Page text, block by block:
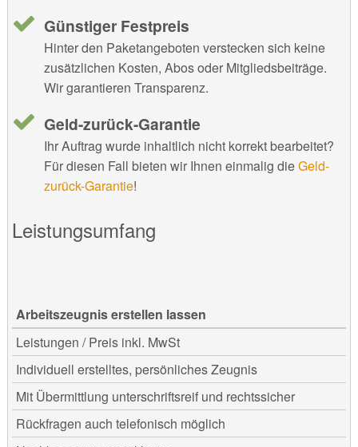
Günstiger Festpreis
Hinter den Paketangeboten verstecken sich keine
zusätzlichen Kosten, Abos oder Mitgliedsbeiträge.
Wir garantieren Transparenz.
Geld-zurück-Garantie
Ihr Auftrag wurde inhaltlich nicht korrekt bearbeitet?
Für diesen Fall bieten wir Ihnen einmalig dieGeld-
zurück-Garantie!
Leistungsumfang
Arbeitszeugnis erstellen lassen
Leistungen / Preis inkl. MwSt
Individuell erstelltes, persönliches Zeugnis
Mit Übermittlung unterschriftsreif und rechtssicher
Rückfragen auch telefonisch möglich